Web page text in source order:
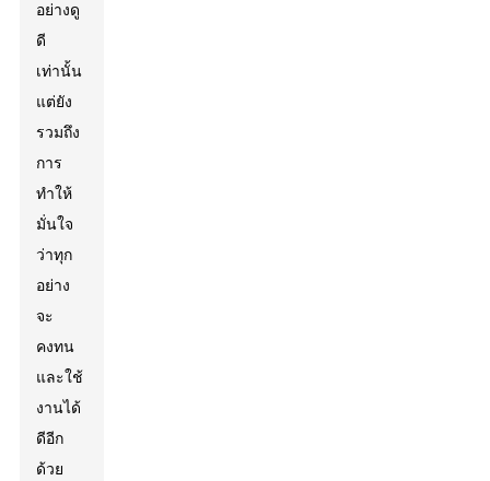
อย่างดู
ดี
เท่านั้น
แต่ยัง
รวมถึง
การ
ทำให้
มั่นใจ
ว่าทุก
อย่าง
จะ
คงทน
และใช้
งานได้
ดีอีก
ด้วย